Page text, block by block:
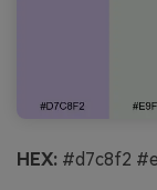
HEX: #d7c8f2